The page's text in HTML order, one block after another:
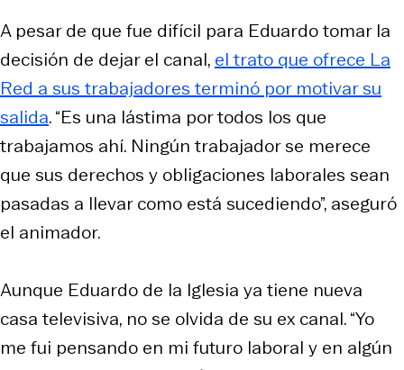
A pesar de que fue difícil para Eduardo tomar la
decisión de dejar el canal, el trato que ofrece La
Red a sus trabajadores terminó por motivar su
salida. “Es una lástima por todos los que
trabajamos ahí. Ningún trabajador se merece
que sus derechos y obligaciones laborales sean
pasadas a llevar como está sucediendo”, aseguró
el animador.
Aunque Eduardo de la Iglesia ya tiene nueva
casa televisiva, no se olvida de su ex canal. “Yo
me fui pensando en mi futuro laboral y en algún